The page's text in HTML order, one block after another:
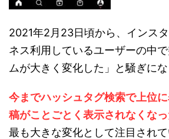
2021年2月23日頃から、インス
ネス利用しているユーザーの中
ムが大きく変化した」と騒ぎにな
今までハッシュタグ検索で上位
稿がことごとく表示されなくな
最も大きな変化として注目されて